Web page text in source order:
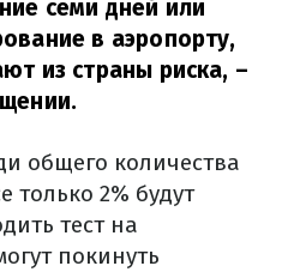
семи дней или
в аэропорту,
из страны риска, –
общего количества
только 2% будут
тест на
покинуть